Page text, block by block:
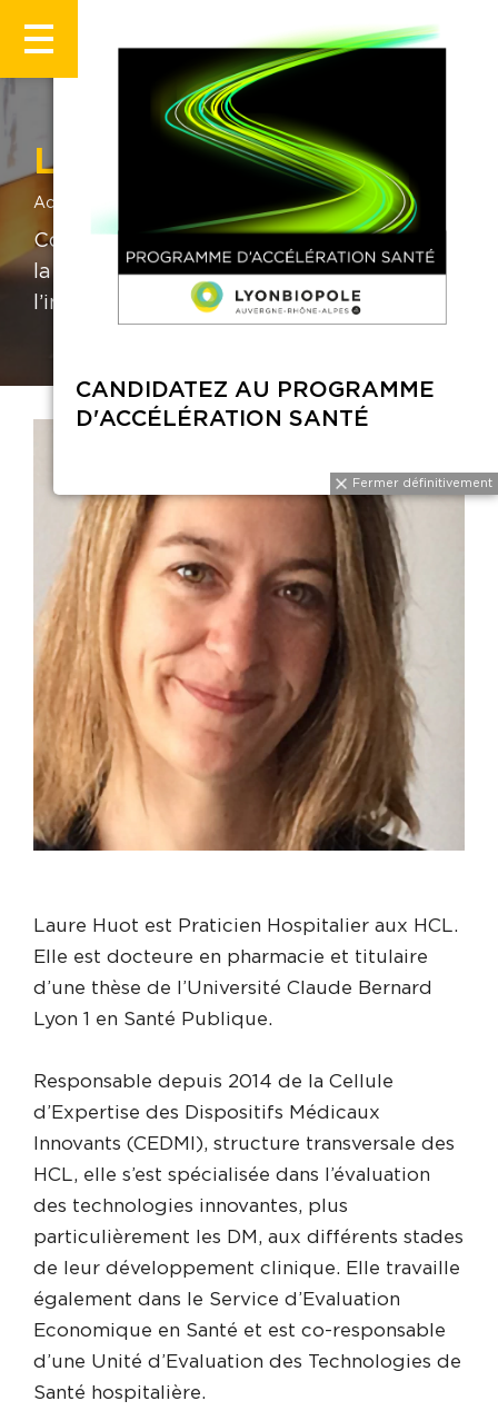
CANDIDATEZ AU PROGRAMME
D'ACCÉLÉRATION SANTÉ
Fermer définitivement
Laure Huot
Accueil
Coordonnateur de la Cellule Innovation de
la Direction de la recherche clinique et de
l’innovation - HCL
Laure Huot est Praticien Hospitalier aux HCL.
Elle est docteure en pharmacie et titulaire
d’une thèse de l’Université Claude Bernard
Lyon 1 en Santé Publique.
Responsable depuis 2014 de la Cellule
d’Expertise des Dispositifs Médicaux
Innovants (CEDMI), structure transversale des
HCL, elle s’est spécialisée dans l’évaluation
des technologies innovantes, plus
particulièrement les DM, aux différents stades
de leur développement clinique. Elle travaille
également dans le Service d’Evaluation
Economique en Santé et est co-responsable
d’une Unité d’Evaluation des Technologies de
Santé hospitalière.